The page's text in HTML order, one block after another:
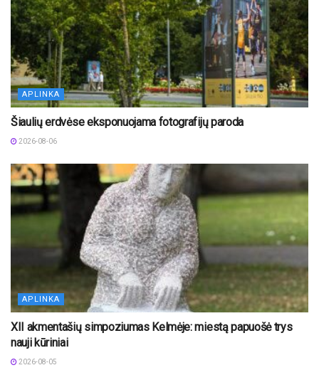
APLINKA
Šiaulių erdvėse eksponuojama fotografijų paroda
2026-08-06
APLINKA
XII akmentašių simpoziumas Kelmėje: miestą papuošė trys
nauji kūriniai
2026-08-05